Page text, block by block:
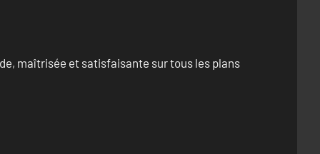
maîtrisée et satisfaisante sur tous les plans